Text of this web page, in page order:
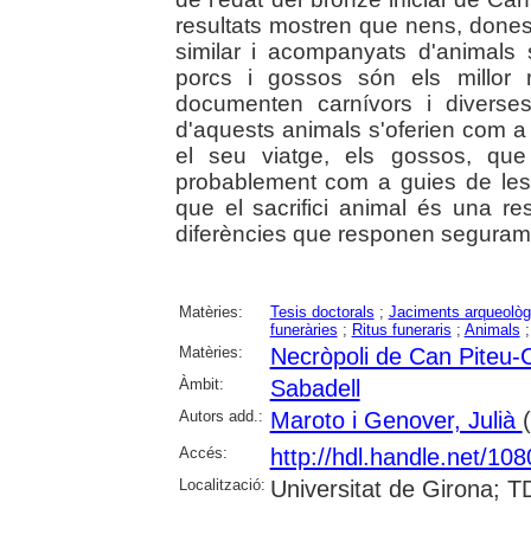
resultats mostren que nens,
similar i acompanyats
porcs i gossos són els millor
documenten carnívors i
d'aquests animals s'oferien com
el seu viatge, els gossos,
probablement com a guies de
que el sacrifici animal és una
diferències que responen
Matèries: Tesis doctorals ; Jaciments
funeràries ; Ritus funeraris ; Animals
Matèries:
Necròpoli de Can Piteu-
Àmbit: Sabadell
Autors add.: Maroto i Genover, Julià
Accés: http://hdl.handle.net/
Localització: Universitat de Girona;